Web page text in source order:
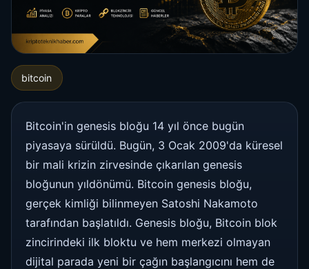
bitcoin
Bitcoin'in genesis bloğu 14 yıl önce bugün
piyasaya sürüldü. Bugün, 3 Ocak 2009'da küresel
bir mali krizin zirvesinde çıkarılan genesis
bloğunun yıldönümü. Bitcoin genesis bloğu,
gerçek kimliği bilinmeyen Satoshi Nakamoto
tarafından başlatıldı. Genesis bloğu, Bitcoin blok
zincirindeki ilk bloktu ve hem merkezi olmayan
dijital parada yeni bir çağın başlangıcını hem de